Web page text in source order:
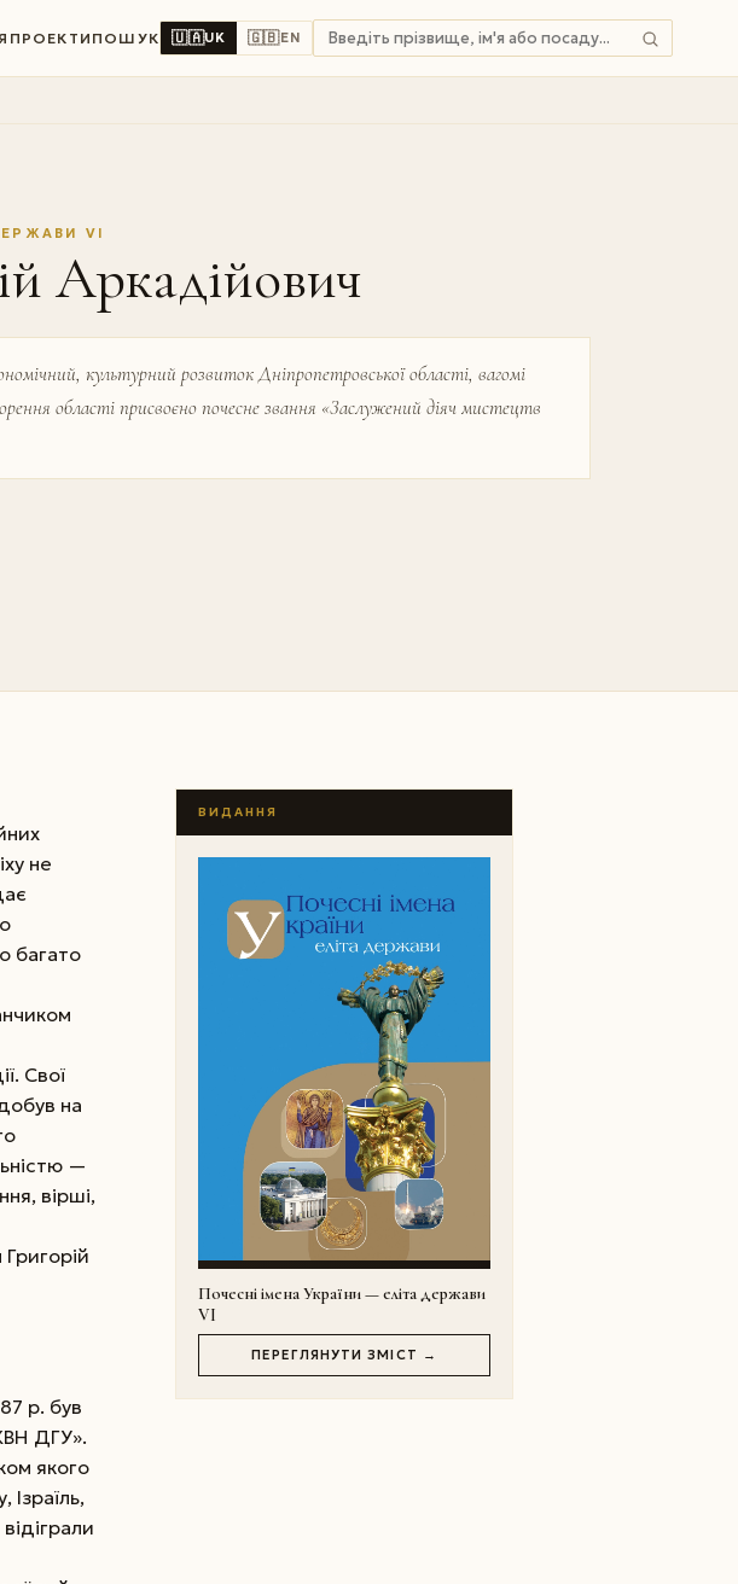
ПРОЕКТИ ПОШУК 🇺🇦UK 🇬🇧EN
VI
Аркадійович
культурний розвиток Дніпропетровської області, вагомі
області присвоєно почесне звання «Заслужений діяч мистецтв
не
багато
Свої
на
—
вірші,
р. був
ДГУ».
якого
ВИДАННЯ
Почесні імена України — еліта держави
VI
ПЕРЕГЛЯНУТИ ЗМІСТ →